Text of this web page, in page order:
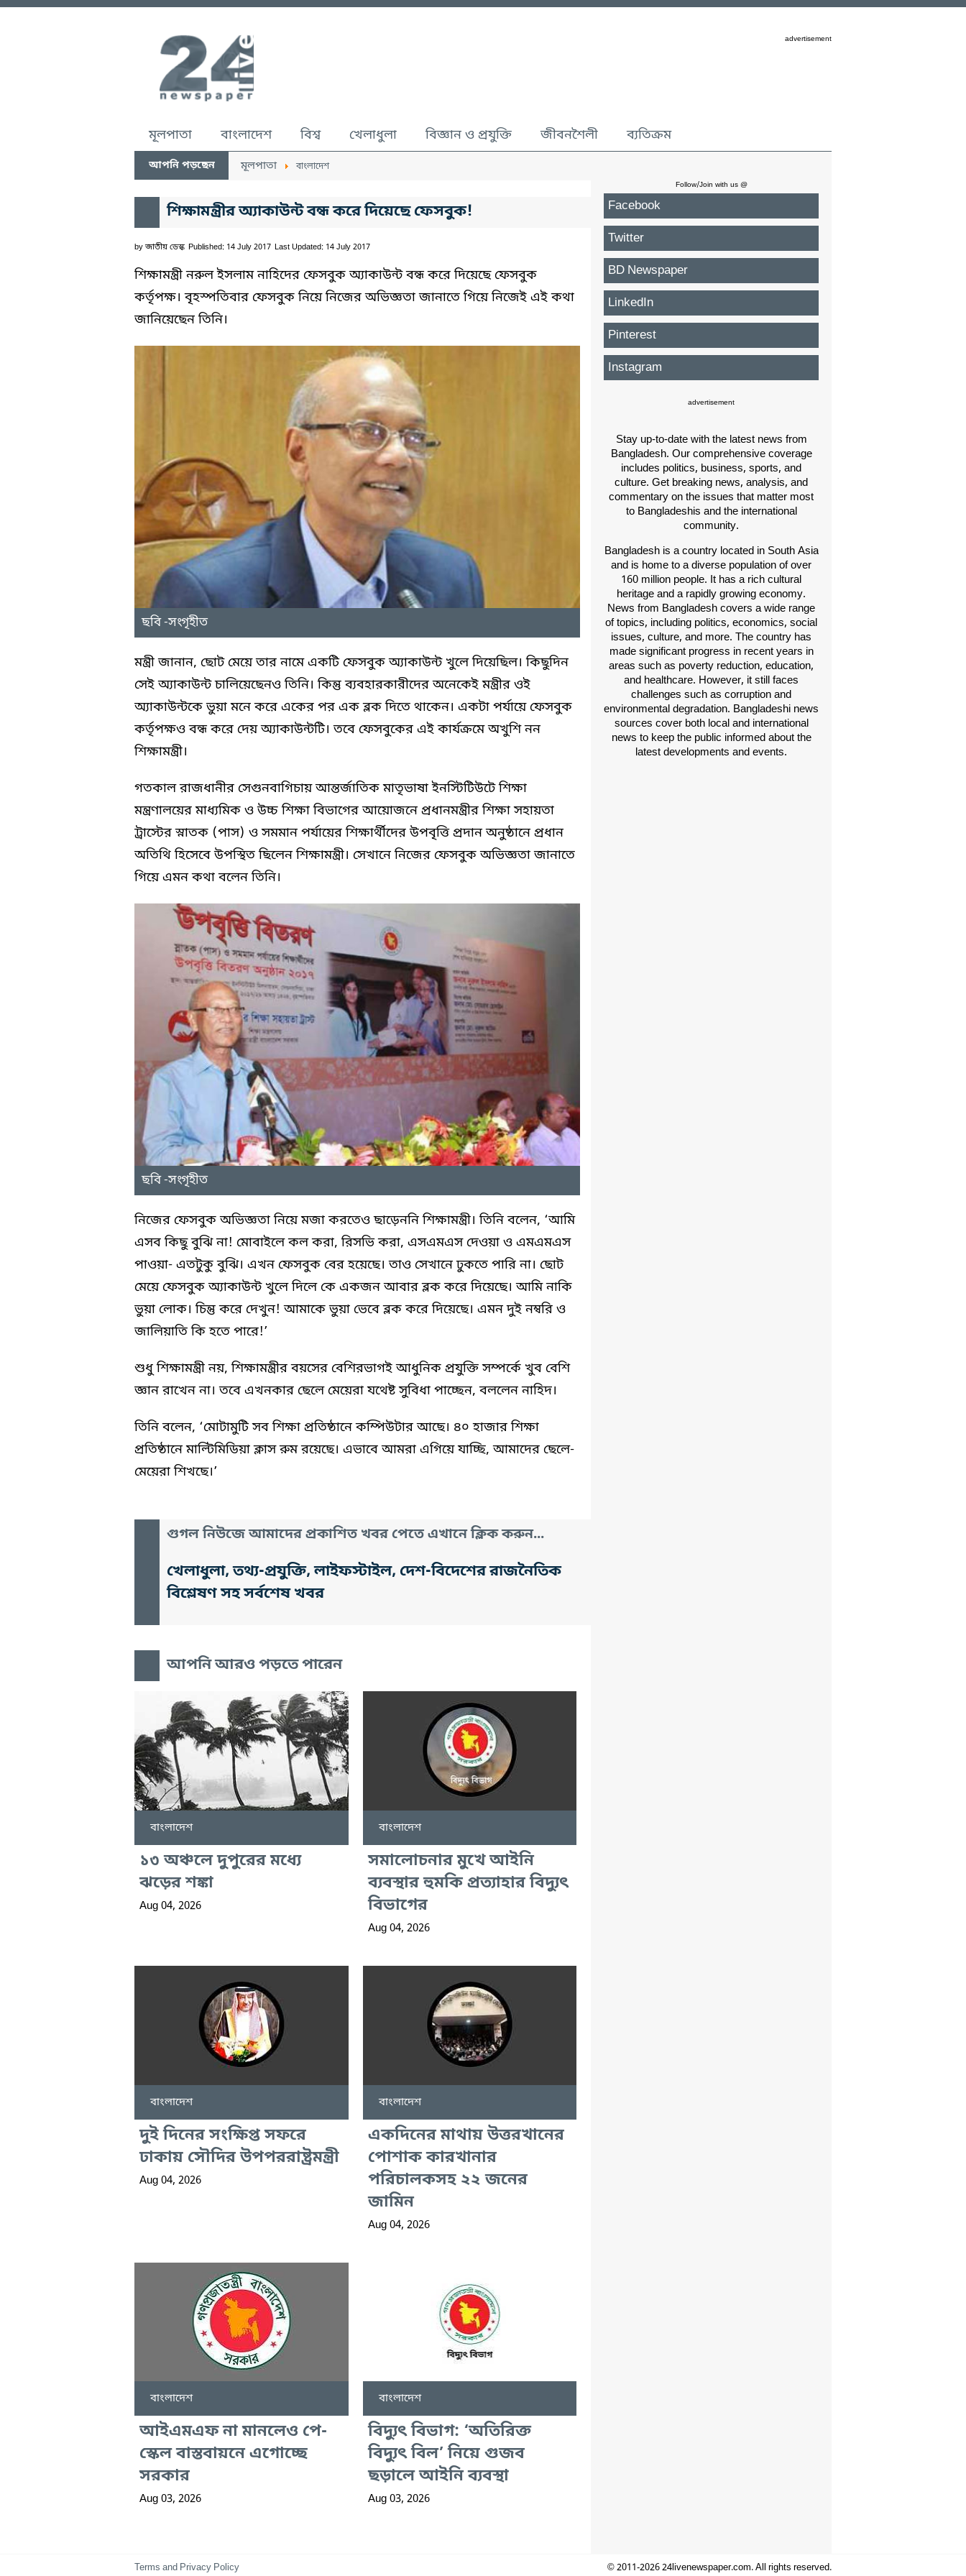
advertisement
মূলপাতা বাংলাদেশ বিশ্ব খেলাধুলা বিজ্ঞান ও প্রযুক্তি জীবনশৈলী ব্যতিক্রম
আপনি পড়ছেন মূলপাতা বাংলাদেশ
শিক্ষামন্ত্রীর অ্যাকাউন্ট বন্ধ করে দিয়েছে ফেসবুক!
by জাতীয় ডেস্ক Published: 14 July 2017 Last Updated: 14 July 2017
শিক্ষামন্ত্রী নরুল ইসলাম নাহিদের ফেসবুক অ্যাকাউন্ট বন্ধ করে দিয়েছে ফেসবুক
কর্তৃপক্ষ। বৃহস্পতিবার ফেসবুক নিয়ে নিজের অভিজ্ঞতা জানাতে গিয়ে নিজেই এই কথা
জানিয়েছেন তিনি।
ছবি -সংগৃহীত
মন্ত্রী জানান, ছোট মেয়ে তার নামে একটি ফেসবুক অ্যাকাউন্ট খুলে দিয়েছিল। কিছুদিন
সেই অ্যাকাউন্ট চালিয়েছেনও তিনি। কিন্তু ব্যবহারকারীদের অনেকেই মন্ত্রীর ওই
অ্যাকাউন্টকে ভুয়া মনে করে একের পর এক ব্লক দিতে থাকেন। একটা পর্যায়ে ফেসবুক
কর্তৃপক্ষও বন্ধ করে দেয় অ্যাকাউন্টটি। তবে ফেসবুকের এই কার্যক্রমে অখুশি নন
শিক্ষামন্ত্রী।
গতকাল রাজধানীর সেগুনবাগিচায় আন্তর্জাতিক মাতৃভাষা ইনস্টিটিউটে শিক্ষা
মন্ত্রণালয়ের মাধ্যমিক ও উচ্চ শিক্ষা বিভাগের আয়োজনে প্রধানমন্ত্রীর শিক্ষা সহায়তা
ট্রাস্টের স্নাতক (পাস) ও সমমান পর্যায়ের শিক্ষার্থীদের উপবৃত্তি প্রদান অনুষ্ঠানে প্রধান
অতিথি হিসেবে উপস্থিত ছিলেন শিক্ষামন্ত্রী। সেখানে নিজের ফেসবুক অভিজ্ঞতা জানাতে
গিয়ে এমন কথা বলেন তিনি।
ছবি -সংগৃহীত
নিজের ফেসবুক অভিজ্ঞতা নিয়ে মজা করতেও ছাড়েননি শিক্ষামন্ত্রী। তিনি বলেন, ‘আমি
এসব কিছু বুঝি না! মোবাইলে কল করা, রিসভি করা, এসএমএস দেওয়া ও এমএমএস
পাওয়া- এতটুকু বুঝি। এখন ফেসবুক বের হয়েছে। তাও সেখানে ঢুকতে পারি না। ছোট
মেয়ে ফেসবুক অ্যাকাউন্ট খুলে দিলে কে একজন আবার ব্লক করে দিয়েছে। আমি নাকি
ভুয়া লোক। চিন্তু করে দেখুন! আমাকে ভুয়া ভেবে ব্লক করে দিয়েছে। এমন দুই নম্বরি ও
জালিয়াতি কি হতে পারে!’
শুধু শিক্ষামন্ত্রী নয়, শিক্ষামন্ত্রীর বয়সের বেশিরভাগই আধুনিক প্রযুক্তি সম্পর্কে খুব বেশি
জ্ঞান রাখেন না। তবে এখনকার ছেলে মেয়েরা যথেষ্ট সুবিধা পাচ্ছেন, বললেন নাহিদ।
তিনি বলেন, ‘মোটামুটি সব শিক্ষা প্রতিষ্ঠানে কম্পিউটার আছে। ৪০ হাজার শিক্ষা
প্রতিষ্ঠানে মাল্টিমিডিয়া ক্লাস রুম রয়েছে। এভাবে আমরা এগিয়ে যাচ্ছি, আমাদের ছেলে-
মেয়েরা শিখছে।’
গুগল নিউজে আমাদের প্রকাশিত খবর পেতে এখানে ক্লিক করুন...
খেলাধুলা, তথ্য-প্রযুক্তি, লাইফস্টাইল, দেশ-বিদেশের রাজনৈতিক
বিশ্লেষণ সহ সর্বশেষ খবর
আপনি আরও পড়তে পারেন
বাংলাদেশ
১৩ অঞ্চলে দুপুরের মধ্যে
ঝড়ের শঙ্কা
Aug 04, 2026
বাংলাদেশ
সমালোচনার মুখে আইনি
ব্যবস্থার হুমকি প্রত্যাহার বিদ্যুৎ
বিভাগের
Aug 04, 2026
বাংলাদেশ
দুই দিনের সংক্ষিপ্ত সফরে
ঢাকায় সৌদির উপপররাষ্ট্রমন্ত্রী
Aug 04, 2026
বাংলাদেশ
একদিনের মাথায় উত্তরখানের
পোশাক কারখানার
পরিচালকসহ ২২ জনের
জামিন
Aug 04, 2026
বাংলাদেশ
আইএমএফ না মানলেও পে-
স্কেল বাস্তবায়নে এগোচ্ছে
সরকার
Aug 03, 2026
বাংলাদেশ
বিদ্যুৎ বিভাগ: ‘অতিরিক্ত
বিদ্যুৎ বিল’ নিয়ে গুজব
ছড়ালে আইনি ব্যবস্থা
Aug 03, 2026
Follow/Join with us @
Facebook
Twitter
BD Newspaper
LinkedIn
Pinterest
Instagram
advertisement
Stay up-to-date with the latest news from
Bangladesh. Our comprehensive coverage
includes politics, business, sports, and
culture. Get breaking news, analysis, and
commentary on the issues that matter most
to Bangladeshis and the international
community.
Bangladesh is a country located in South Asia
and is home to a diverse population of over
160 million people. It has a rich cultural
heritage and a rapidly growing economy.
News from Bangladesh covers a wide range
of topics, including politics, economics, social
issues, culture, and more. The country has
made significant progress in recent years in
areas such as poverty reduction, education,
and healthcare. However, it still faces
challenges such as corruption and
environmental degradation. Bangladeshi news
sources cover both local and international
news to keep the public informed about the
latest developments and events.
Terms and Privacy Policy © 2011-2026 24livenewspaper.com. All rights reserved.